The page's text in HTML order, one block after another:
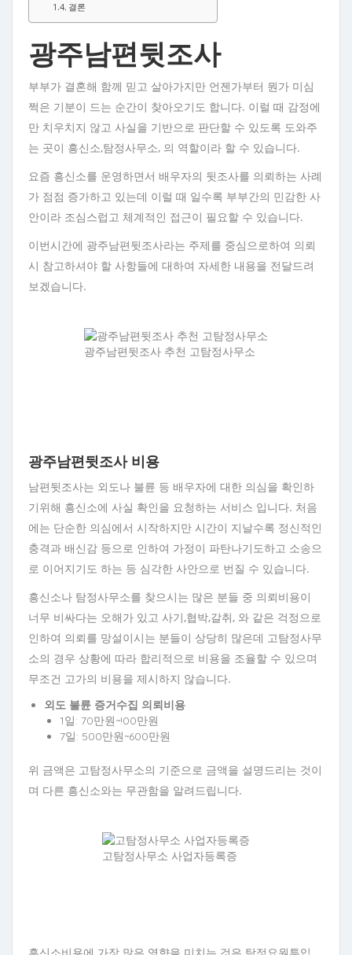
결론
광주남편뒷조사
부부가 결혼해 함께 믿고 살아가지만 언젠가부터 뭔가 미심
쩍은 기분이 드는 순간이 찾아오기도 합니다. 이럴 때 감정에
만 치우치지 않고 사실을 기반으로 판단할 수 있도록 도와주
는 곳이 흥신소,탐정사무소, 의 역할이라 할 수 있습니다.
요즘 흥신소를 운영하면서 배우자의 뒷조사를 의뢰하는 사례
가 점점 증가하고 있는데 이럴 때 일수록 부부간의 민감한 사
안이라 조심스럽고 체계적인 접근이 필요할 수 있습니다.
이번시간에 광주남편뒷조사라는 주제를 중심으로하여 의뢰
시 참고하셔야 할 사항들에 대하여 자세한 내용을 전달드려
보겠습니다.
광주남편뒷조사 추천 고탐정사무소
광주남편뒷조사 비용
남편뒷조사는 외도나 불륜 등 배우자에 대한 의심을 확인하
기위해 흥신소에 사실 확인을 요청하는 서비스 입니다. 처음
에는 단순한 의심에서 시작하지만 시간이 지날수록 정신적인
충격과 배신감 등으로 인하여 가정이 파탄나기도하고 소송으
로 이어지기도 하는 등 심각한 사안으로 번질 수 있습니다.
흥신소나 탐정사무소를 찾으시는 많은 분들 중 의뢰비용이
너무 비싸다는 오해가 있고 사기,협박,갈취, 와 같은 걱정으로
인하여 의뢰를 망설이시는 분들이 상당히 많은데 고탐정사무
소의 경우 상황에 따라 합리적으로 비용을 조율할 수 있으며
무조건 고가의 비용을 제시하지 않습니다.
외도 불륜 증거수집 의뢰비용
1일: 70만원~!00만원
7일: 500만원~600만원
위 금액은 고탐정사무소의 기준으로 금액을 설명드리는 것이
며 다른 흥신소와는 무관함을 알려드립니다.
고탐정사무소 사업자등록증